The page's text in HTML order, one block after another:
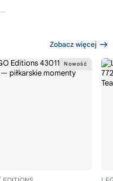
Zobacz więcej